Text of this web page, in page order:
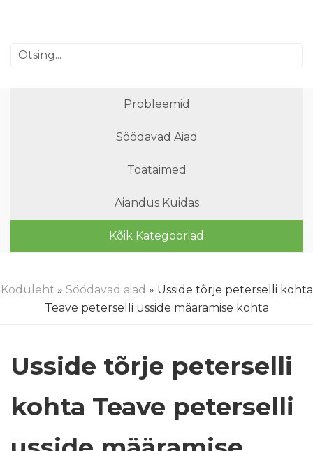
Probleemid
Söödavad Aiad
Toataimed
Aiandus Kuidas
Kõik Kategooriad
Koduleht » Söödavad aiad » Usside tõrje peterselli kohta
Teave peterselli usside määramise kohta
Usside tõrje peterselli
kohta Teave peterselli